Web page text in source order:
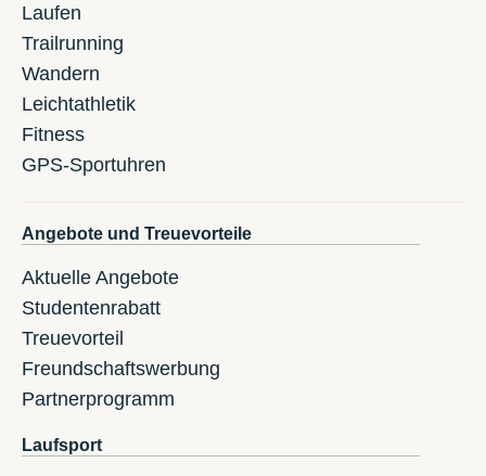
Laufen
Trailrunning
Wandern
Leichtathletik
Fitness
GPS-Sportuhren
Angebote und Treuevorteile
Aktuelle Angebote
Studentenrabatt
Treuevorteil
Freundschaftswerbung
Partnerprogramm
Laufsport